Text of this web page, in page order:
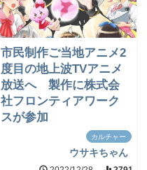
市民制作ご当地アニメ2
度目の地上波TVアニメ
放送へ 製作に株式会
社フロンティアワーク
スが参加
カルチャー
ウサキちゃん